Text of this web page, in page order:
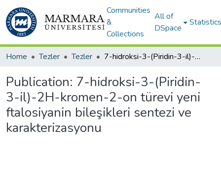
Communities
&
Collections
All of
DSpace
Statistics
Home Tezler Tezler 7-hidroksi-3-(Piridin-3-il)-2H-kromen-2-on türevi yeni ftalosiyanin bileşikleri sentezi ve karakterizasyonu
Publication: 7-hidroksi-3-(Piridin-
3-il)-2H-kromen-2-on türevi yeni
ftalosiyanin bileşikleri sentezi ve
karakterizasyonu